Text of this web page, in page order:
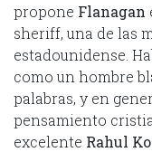
propone Flanagan
sheriff, una de las
estadounidense.
como un hombre
palabras, y en
pensamiento
excelente Rahul